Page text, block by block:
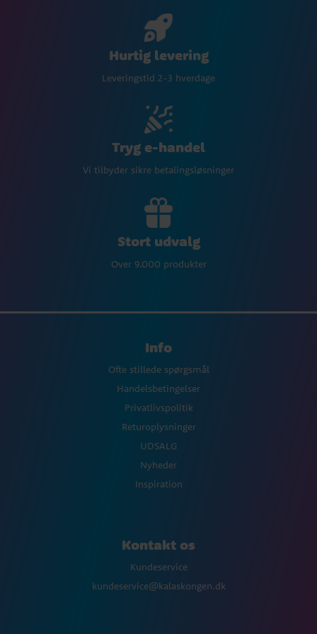
Hurtig levering
Leveringstid 2-3 hverdage
Tryg e-handel
Vi tilbyder sikre betalingsløsninger
Stort udvalg
Over 9.000 produkter
Info
Ofte stillede spørgsmål
Handelsbetingelser
Privatlivspolitik
Returoplysninger
UDSALG
Nyheder
Inspiration
Kontakt os
Kundeservice
kundeservice@kalaskongen.dk